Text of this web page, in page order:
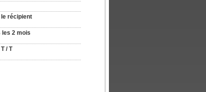
récipient
les 2 mois
T / T